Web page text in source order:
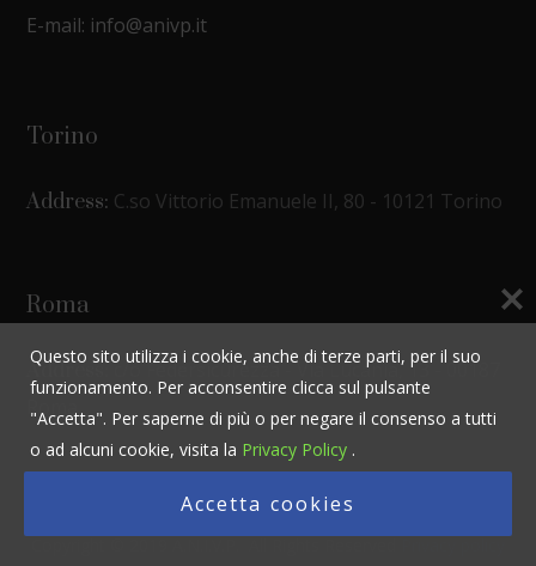
E-mail: info@anivp.it
Torino
Address: C.so Vittorio Emanuele II, 80 - 10121 Torino
Roma
Address:c/o Federsicurezza - Via Lucania, 13 - 00187
Roma
Questo sito utilizza i cookie, anche di terze parti, per il suo
funzionamento. Per acconsentire clicca sul pulsante
"Accetta". Per saperne di più o per negare il consenso a tutti
o ad alcuni cookie, visita la Privacy Policy .
Accetta cookies